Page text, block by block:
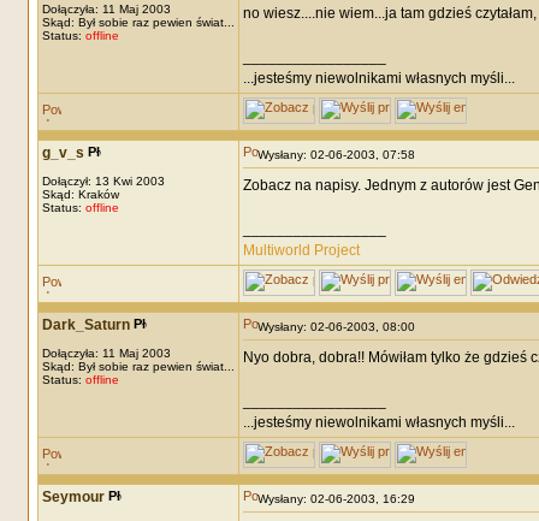
Dołączyła: 11 Maj 2003
Skąd: Był sobie raz pewien świat...
Status: offline
no wiesz....nie wiem...ja tam gdzieś
...jesteśmy niewolnikami własnych myśli...
g_v_s
Dołączył: 13 Kwi 2003
Skąd: Kraków
Status: offline
Wysłany: 02-06-2003, 07:58
Zobacz na napisy. Jednym z autorów jest
Multiworld Project
Dark_Saturn
Dołączyła: 11 Maj 2003
Skąd: Był sobie raz pewien świat...
Status: offline
Wysłany: 02-06-2003, 08:00
Nyo dobra, dobra!! Mówiłam tylko że gdzieś
...jesteśmy niewolnikami własnych myśli...
Seymour Wysłany: 02-06-2003, 16:29